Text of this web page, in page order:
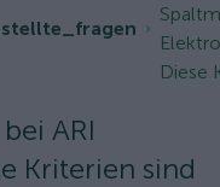
Diese
ARI
Kriterien sind